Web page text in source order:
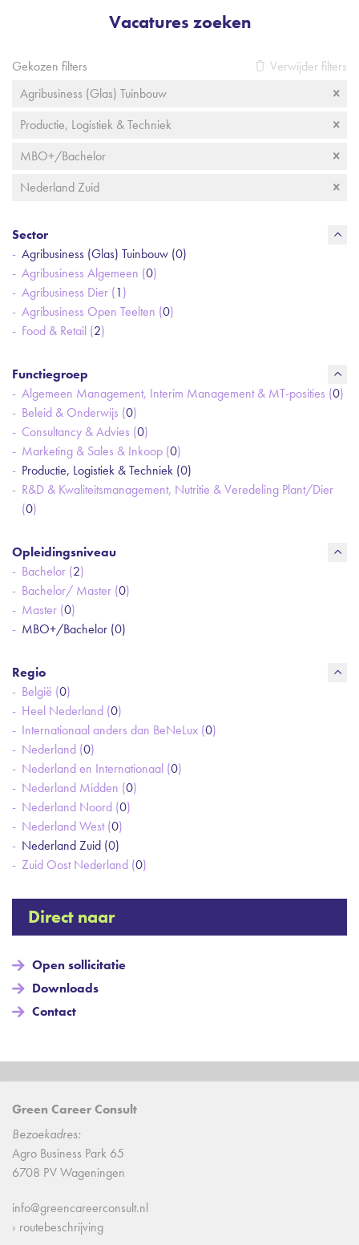
Vacatures zoeken
Gekozen filters
Verwijder filters
Agribusiness (Glas) Tuinbouw
Productie, Logistiek & Techniek
MBO+/Bachelor
Nederland Zuid
Sector
Agribusiness (Glas) Tuinbouw (0)
Agribusiness Algemeen (0)
Agribusiness Dier (1)
Agribusiness Open Teelten (0)
Food & Retail (2)
Functiegroep
Algemeen Management, Interim Management & MT-posities (0)
Beleid & Onderwijs (0)
Consultancy & Advies (0)
Marketing & Sales & Inkoop (0)
Productie, Logistiek & Techniek (0)
R&D & Kwaliteitsmanagement, Nutritie & Veredeling Plant/Dier
(0)
Opleidingsniveau
Bachelor (2)
Bachelor/ Master (0)
Master (0)
MBO+/Bachelor (0)
Regio
België (0)
Heel Nederland (0)
Internationaal anders dan BeNeLux (0)
Nederland (0)
Nederland en Internationaal (0)
Nederland Midden (0)
Nederland Noord (0)
Nederland West (0)
Nederland Zuid (0)
Zuid Oost Nederland (0)
Direct naar
Open sollicitatie
Downloads
Contact
Green Career Consult
Bezoekadres:
Agro Business Park 65
6708 PV Wageningen
info@greencareerconsult.nl
› routebeschrijving